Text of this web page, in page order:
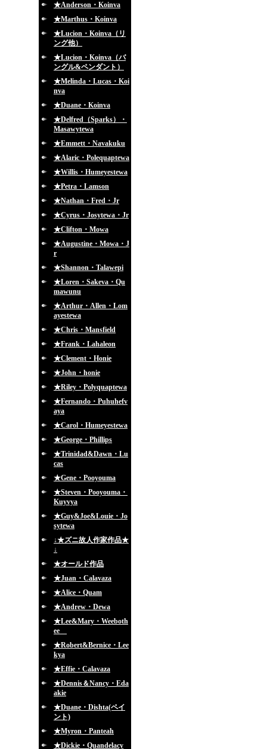
★Anderson・Koinva
★Marthus・Koinva
★Lucion・Koinva（リ
ング他）
★Lucion・Koinva（バ
ングル&ペンダント）
★Melinda・Lucas・Koi
nva
★Duane・Koinva
★Delfred（Sparks）・
Masawytewa
★Emmett・Navakuku
★Alaric・Polequaptewa
★Willis・Humeyestewa
★Petra・Lamson
★Nathan・Fred・Jr
★Cyrus・Josytewa・Jr
★Clifton・Mowa
★Augustine・Mowa・J
r
★Shannon・Talawepi
★Loren・Sakeva・Qu
mawunu
★Arthur・Allen・Lom
ayestewa
★Chris・Mansfield
★Frank・Lahaleon
★Clement・Honie
★John・honie
★Riley・Polyquaptewa
★Fernando・Puhuhefv
aya
★Carol・Humeyestewa
★George・Phillips
★Trinidad&Dawn・Lu
cas
★Gene・Pooyouma
★Steven・Pooyouma・
Kuyvya
★Guy&Joe&Louie・Jo
sytewa
↓★ズニ故人作家作品★
↓
★オールド作品
★Juan・Calavaza
★Alice・Quam
★Andrew・Dewa
★Lee&Mary・Weeboth
ee
★Robert&Bernice・Lee
kya
★Effie・Calavaza
★Dennis＆Nancy・Eda
akie
★Duane・Dishta(ペイ
ント)
★Myron・Panteah
★Dickie・Quandelacy